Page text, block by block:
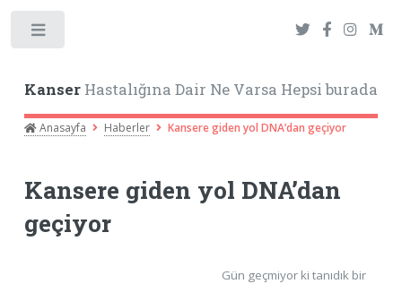
KanserHastalığına Dair Ne Varsa Hepsi burada
Anasayfa Haberler Kansere giden yol DNA’dan geçiyor
Kansere giden yol DNA’dan
geçiyor
Gün geçmiyor ki tanıdık bir